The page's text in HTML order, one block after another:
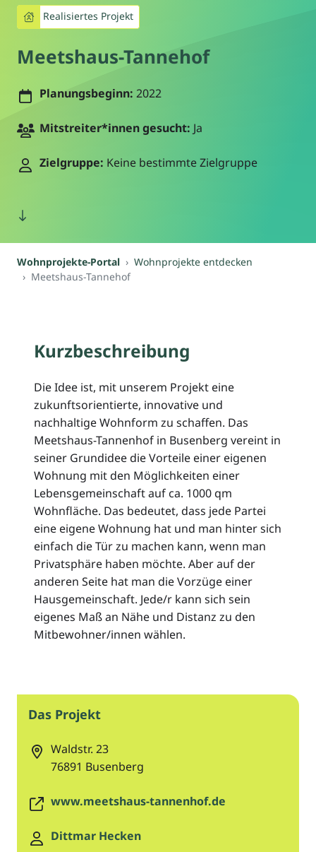
Realisiertes Projekt
Meetshaus-Tannehof
Planungsbeginn: 2022
Mitstreiter*innen gesucht: Ja
Zielgruppe: Keine bestimmte Zielgruppe
Wohnprojekte-Portal
Wohnprojekte entdecken
Meetshaus-Tannehof
Kurzbeschreibung
Die Idee ist, mit unserem Projekt eine
zukunftsorientierte, innovative und
nachhaltige Wohnform zu schaffen. Das
Meetshaus-Tannenhof in Busenberg vereint in
seiner Grundidee die Vorteile einer eigenen
Wohnung mit den Möglichkeiten einer
Lebensgemeinschaft auf ca. 1000 qm
Wohnfläche. Das bedeutet, dass jede Partei
eine eigene Wohnung hat und man hinter sich
einfach die Tür zu machen kann, wenn man
Privatsphäre haben möchte. Aber auf der
anderen Seite hat man die Vorzüge einer
Hausgemeinschaft. Jede/r kann sich sein
eigenes Maß an Nähe und Distanz zu den
Mitbewohner/innen wählen.
Das Projekt
Waldstr. 23
76891 Busenberg
www.meetshaus-tannenhof.de
Dittmar Hecken